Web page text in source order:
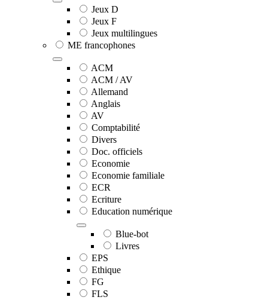
Jeux D
Jeux F
Jeux multilingues
ME francophones
ACM
ACM / AV
Allemand
Anglais
AV
Comptabilité
Divers
Doc. officiels
Economie
Economie familiale
ECR
Ecriture
Education numérique
Blue-bot
Livres
EPS
Ethique
FG
FLS